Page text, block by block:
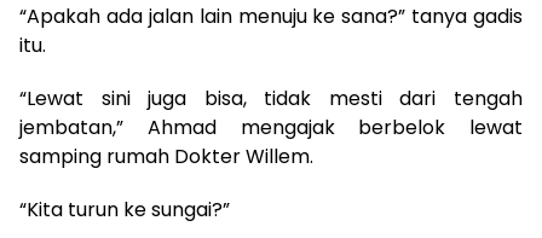
“Apakah ada jalan lain menuju ke sana?” tanya gadis
itu.
“Lewat sini juga bisa, tidak mesti dari tengah
jembatan,” Ahmad mengajak berbelok lewat
samping rumah Dokter Willem.
“Kita turun ke sungai?”